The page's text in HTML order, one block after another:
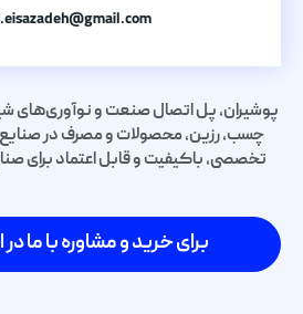
پوشیران، پل اتصال صنعت و نوآوری‌های
چسب، رزین، محصولات و مصرف در
تخصصی، باکیفیت و قابل اعتماد برای
برای خرید و مشاوره با ما در